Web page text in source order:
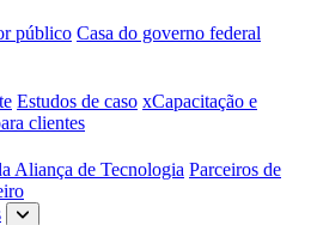
público Casa do governo federal
Estudos de caso xCapacitação e
clientes
Aliança de Tecnologia Parceiros de